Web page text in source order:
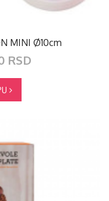
MINI Ø10cm
RSD